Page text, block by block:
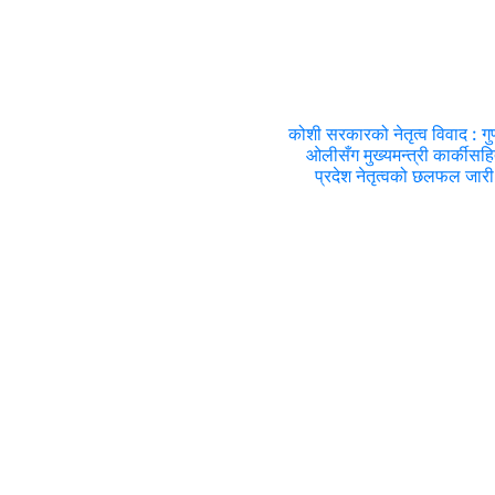
कोशी सरकारको नेतृत्व विवाद :
ओलीसँग मुख्यमन्त्री
प्रदेश नेतृत्वको छलफल जारी